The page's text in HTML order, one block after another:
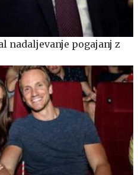
nadaljevanje pogajanj z